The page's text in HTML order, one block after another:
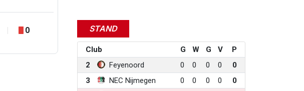
0 STAND
Club G W G V
P
2
Feyenoord 0 0 0 0
0
3
NEC Nijmegen 0 0 0 0
0